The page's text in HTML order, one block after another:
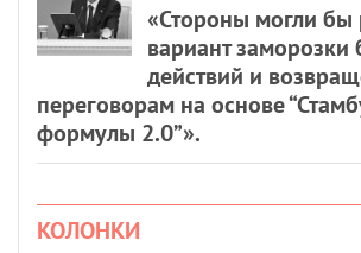
«Стороны могли бы
вариант заморозки
действий и
переговорам на основе
формулы 2.0”».
КОЛОНКИ